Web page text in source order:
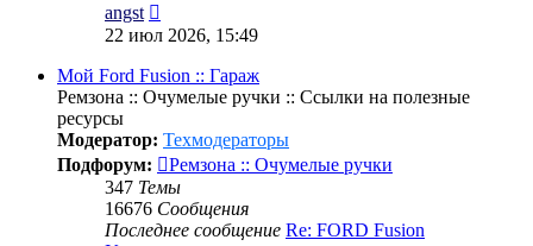
angst
к
последнему
сообщению
22 июл 2026, 15:49
Мой Ford Fusion :: Гараж
Ремзона :: Очумелые ручки :: Ссылки на полезные
ресурсы
Модератор: Техмодераторы
Подфорум:
Ремзона :: Очумелые ручки
347 Темы
16676 Сообщения
Последнее сообщение Re: FORD Fusion